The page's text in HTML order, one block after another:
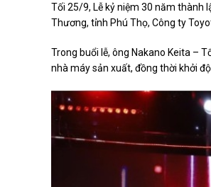
Tối 25/9, Lễ kỷ niệm 30 năm thành
Thương, tỉnh Phú Thọ, Công ty
Trong buổi lễ, ông Nakano Keita –
nhà máy sản xuất, đồng thời khởi